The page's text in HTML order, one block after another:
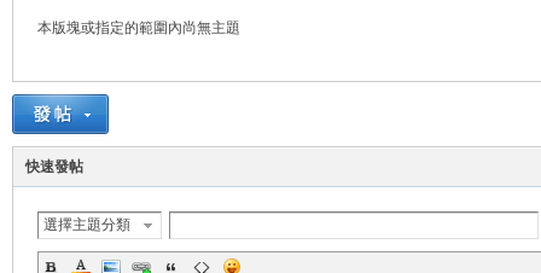
管
本版塊或指定的範圍內尚無主題
快速發帖
選擇主題分類